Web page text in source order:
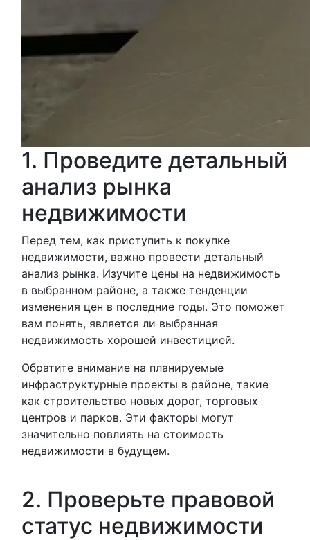
1. Проведите детальный
анализ рынка
недвижимости
Перед тем, как приступить к покупке
недвижимости, важно провести детальный
анализ рынка. Изучите цены на недвижимость
в выбранном районе, а также тенденции
изменения цен в последние годы. Это поможет
вам понять, является ли выбранная
недвижимость хорошей инвестицией.
Обратите внимание на планируемые
инфраструктурные проекты в районе, такие
как строительство новых дорог, торговых
центров и парков. Эти факторы могут
значительно повлиять на стоимость
недвижимости в будущем.
2. Проверьте правовой
статус недвижимости